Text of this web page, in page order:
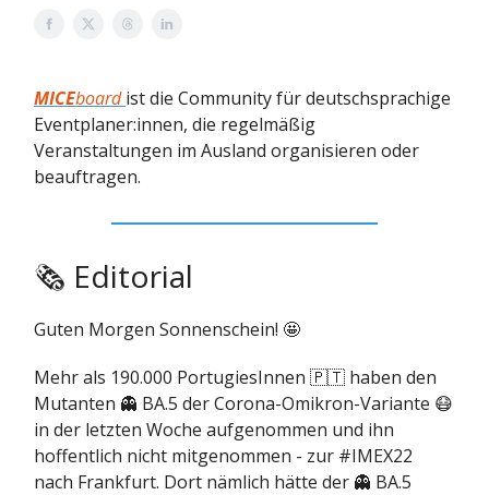
MICEboardist die Community für deutschsprachige
Eventplaner:innen, die regelmäßig
Veranstaltungen im Ausland organisieren oder
beauftragen.
🗞 Editorial
Guten Morgen Sonnenschein! 🤩
Mehr als 190.000 PortugiesInnen 🇵🇹 haben den
Mutanten 👻 BA.5 der Corona-Omikron-Variante 😷
in der letzten Woche aufgenommen und ihn
hoffentlich nicht mitgenommen - zur #IMEX22
nach Frankfurt. Dort nämlich hätte der 👻 BA.5